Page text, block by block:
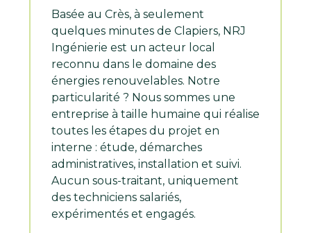
Basée au Crès, à seulement
quelques minutes de Clapiers, NRJ
Ingénierie est un acteur local
reconnu dans le domaine des
énergies renouvelables. Notre
particularité ? Nous sommes une
entreprise à taille humaine qui réalise
toutes les étapes du projet en
interne : étude, démarches
administratives, installation et suivi.
Aucun sous-traitant, uniquement
des techniciens salariés,
expérimentés et engagés.